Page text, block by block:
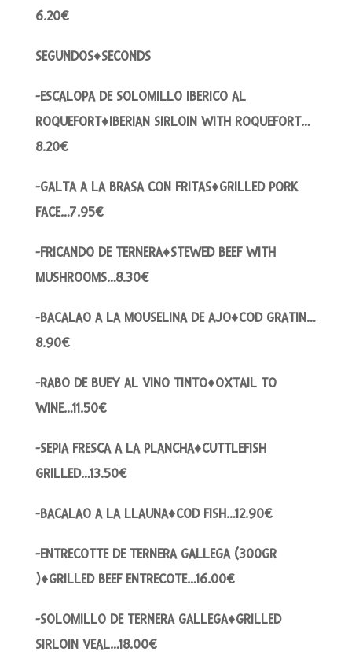
6.20€
SEGUNDOS♦SECONDS
-ESCALOPA DE SOLOMILLO IBERICO AL
ROQUEFORT♦IBERIAN SIRLOIN WITH ROQUEFORT…
8.20€
-GALTA A LA BRASA CON FRITAS♦GRILLED PORK
FACE…7.95€
-FRICANDO DE TERNERA♦STEWED BEEF WITH
MUSHROOMS…8.30€
-BACALAO A LA MOUSELINA DE AJO♦COD GRATIN…
8.90€
-RABO DE BUEY AL VINO TINTO♦OXTAIL TO
WINE…11.50€
-SEPIA FRESCA A LA PLANCHA♦CUTTLEFISH
GRILLED…13.50€
-BACALAO A LA LLAUNA♦COD FISH…12.90€
-ENTRECOTTE DE TERNERA GALLEGA (300GR
)♦GRILLED BEEF ENTRECOTE…16.00€
-SOLOMILLO DE TERNERA GALLEGA♦GRILLED
SIRLOIN VEAL…18.00€